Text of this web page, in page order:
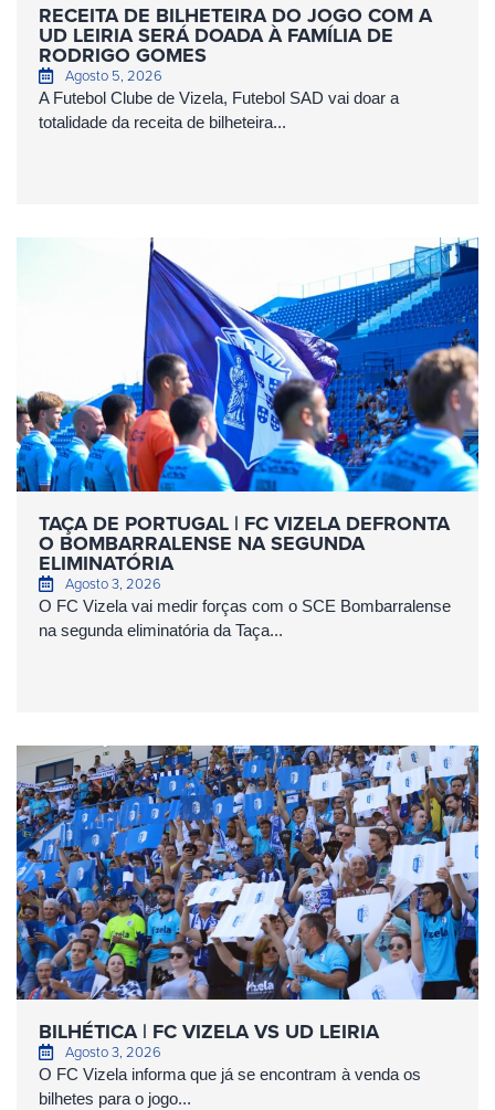
RECEITA DE BILHETEIRA DO JOGO COM A
UD LEIRIA SERÁ DOADA À FAMÍLIA DE
RODRIGO GOMES
Agosto 5, 2026
A Futebol Clube de Vizela, Futebol SAD vai doar a
totalidade da receita de bilheteira...
TAÇA DE PORTUGAL | FC VIZELA DEFRONTA
O BOMBARRALENSE NA SEGUNDA
ELIMINATÓRIA
Agosto 3, 2026
O FC Vizela vai medir forças com o SCE Bombarralense
na segunda eliminatória da Taça...
BILHÉTICA | FC VIZELA VS UD LEIRIA
Agosto 3, 2026
O FC Vizela informa que já se encontram à venda os
bilhetes para o jogo...